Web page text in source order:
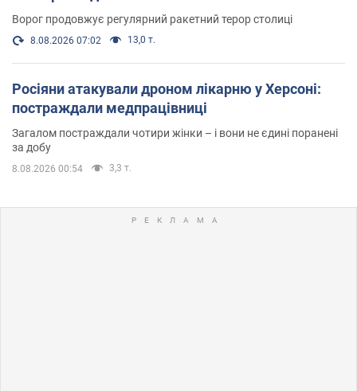
Ворог продовжує регулярний ракетний терор столиці
8.08.2026 07:02 13,0 т.
Росіяни атакували дроном лікарню у Херсоні:
постраждали медпрацівниці
Загалом постраждали чотири жінки – і вони не єдині поранені
за добу
8.08.2026 00:54 3,3 т.